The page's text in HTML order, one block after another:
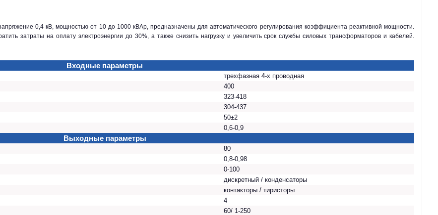
затраты на оплату электроэнергии до 30%, а также снизить нагрузку и увеличить срок службы силовых трансформаторов и кабелей.
Входные параметры
трехфазная 4-х проводная
400
323-418
304-437
50±2
0,6-0,9
Выходные параметры
80
0,8-0,98
0-100
дискретный / конденсаторы
контакторы / тиристоры
4
60/ 1-250